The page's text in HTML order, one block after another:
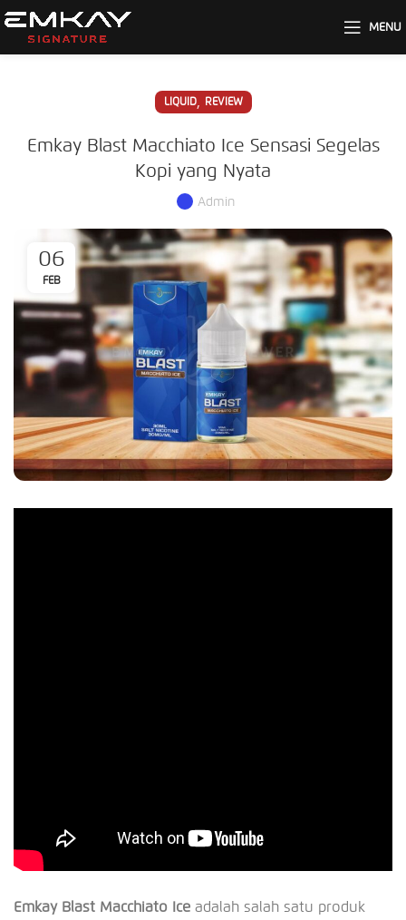
MENU
LIQUID, REVIEW
Emkay Blast Macchiato Ice Sensasi Segelas
Kopi yang Nyata
Admin
06
FEB
Emkay Blast Macchiato Ice adalah salah satu produk